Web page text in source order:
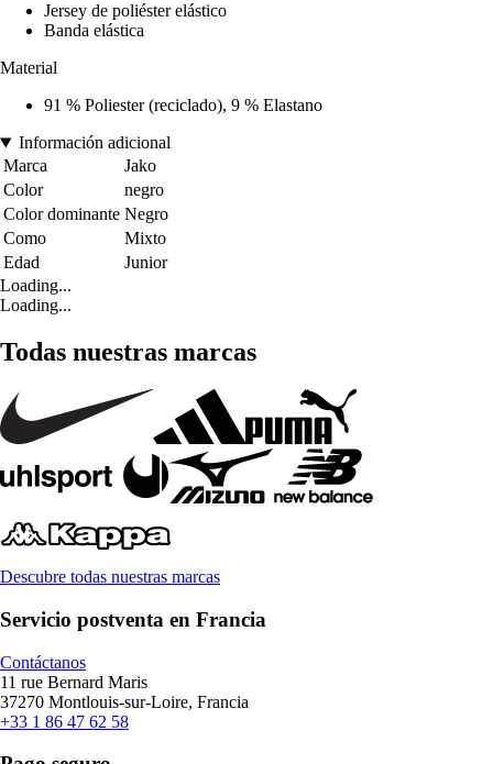
Jersey de poliéster elástico
Banda elástica
Material
91 % Poliester (reciclado), 9 % Elastano
Información adicional
Marca
Jako
Color
negro
Color dominante Negro
Como
Mixto
Edad
Junior
Loading...
Loading...
Todas nuestras marcas
Descubre todas nuestras marcas
Servicio postventa en Francia
Contáctanos
11 rue Bernard Maris
37270 Montlouis-sur-Loire, Francia
+33 1 86 47 62 58